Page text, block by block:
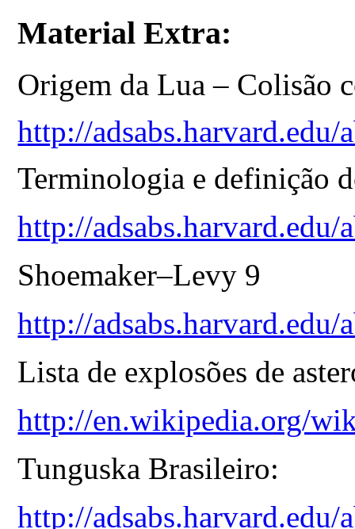
Material Extra:
Origem da Lua – Colisão
http://
Terminologia e definição
http://
Shoemaker–Levy 9
http://
Lista de explosões de
http://en.wikipedia.org/
Tunguska Brasileiro:
http://